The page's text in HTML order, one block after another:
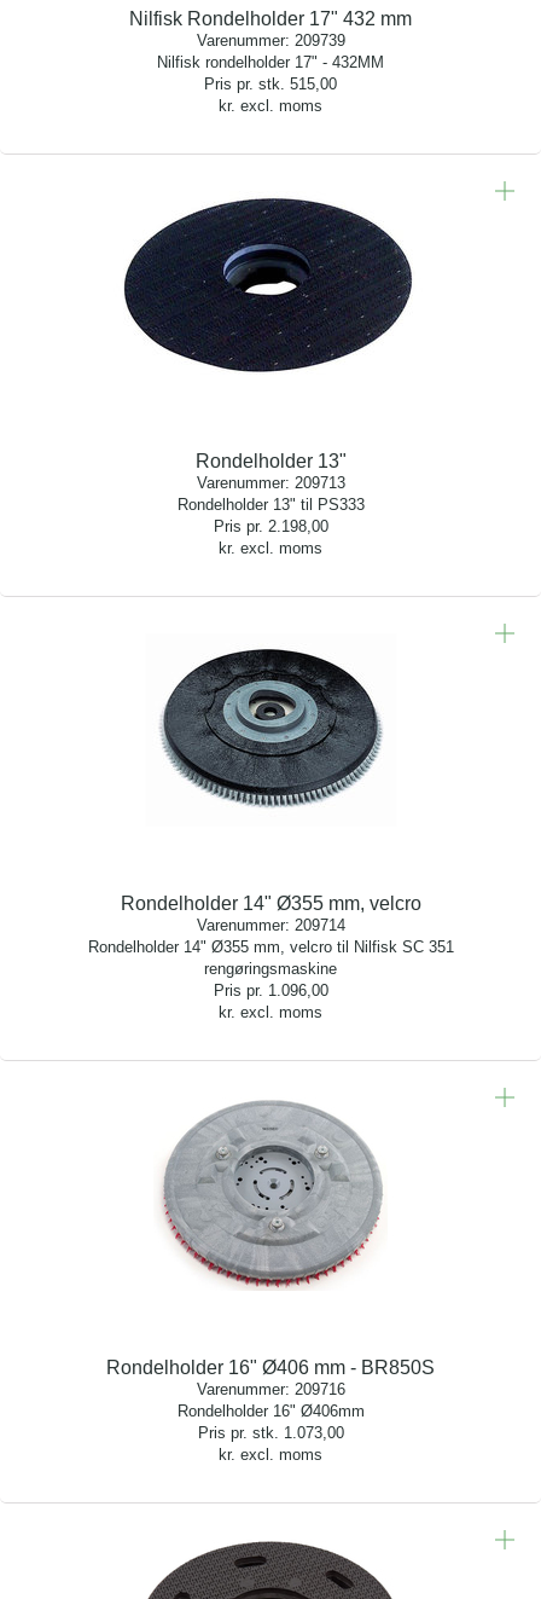
Nilfisk Rondelholder 17" 432 mm
Varenummer: 209739
Nilfisk rondelholder 17" - 432MM
Pris pr. stk. 515,00
kr. excl. moms
Rondelholder 13"
Varenummer: 209713
Rondelholder 13" til PS333
Pris pr. 2.198,00
kr. excl. moms
Rondelholder 14" Ø355 mm, velcro
Varenummer: 209714
Rondelholder 14" Ø355 mm, velcro til Nilfisk SC 351
rengøringsmaskine
Pris pr. 1.096,00
kr. excl. moms
Rondelholder 16" Ø406 mm - BR850S
Varenummer: 209716
Rondelholder 16" Ø406mm
Pris pr. stk. 1.073,00
kr. excl. moms